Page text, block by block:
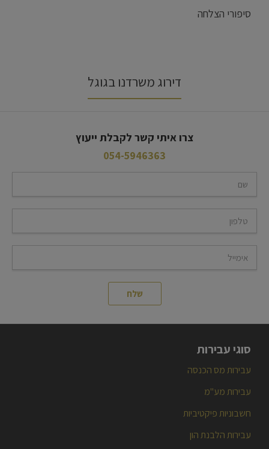
סיפורי הצלחה
דירוג משרדנו בגוגל
צרו איתי קשר לקבלת ייעוץ
054-5946363
סוגי עבירות
עבירות מס הכנסה
עבירות מע"מ
חשבוניות פיקטיביות
עבירות הלבנת הון